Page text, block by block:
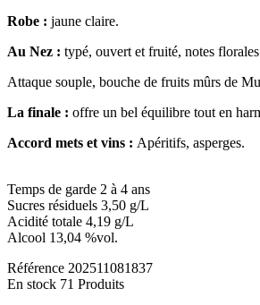
Robe : jaune claire.
Au Nez : typé, ouvert et fruité, notes
Attaque souple, bouche de fruits mûrs de
La finale : offre un bel équilibre tout en
Accord mets et vins : Apéritifs, asperges.
Temps de garde 2 à 4 ans
Sucres résiduels 3,50 g/L
Acidité totale 4,19 g/L
Alcool 13,04 %vol.
Référence 202511081837
En stock 71 Produits